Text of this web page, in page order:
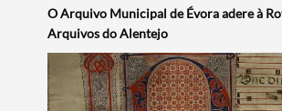
O Arquivo Municipal de Évora adere à
Arquivos do Alentejo